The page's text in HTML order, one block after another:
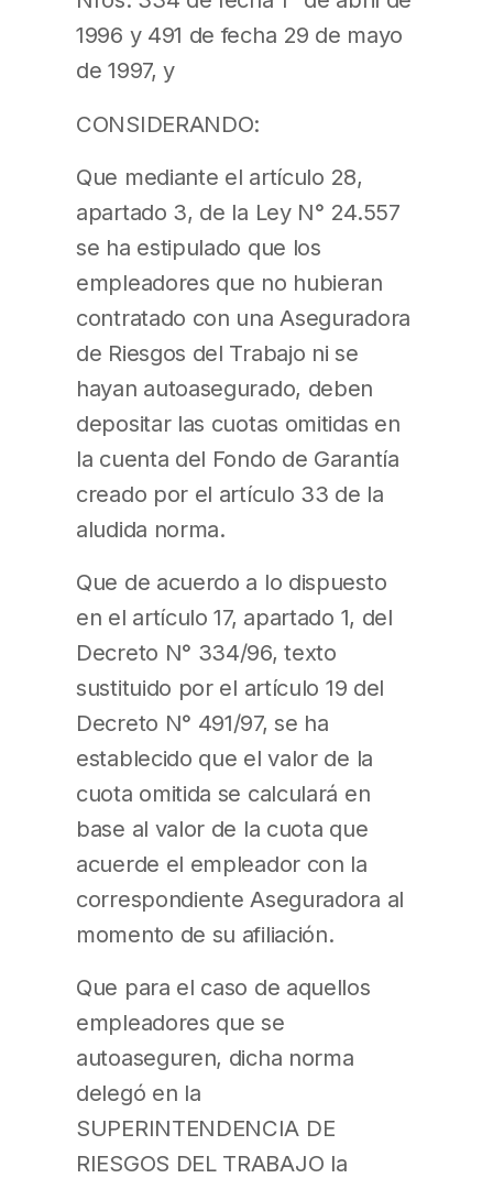
1996 y 491 de fecha 29 de mayo
de 1997, y
CONSIDERANDO:
Que mediante el artículo 28,
apartado 3, de la Ley N° 24.557
se ha estipulado que los
empleadores que no hubieran
contratado con una Aseguradora
de Riesgos del Trabajo ni se
hayan autoasegurado, deben
depositar las cuotas omitidas en
la cuenta del Fondo de Garantía
creado por el artículo 33 de la
aludida norma.
Que de acuerdo a lo dispuesto
en el artículo 17, apartado 1, del
Decreto N° 334/96, texto
sustituido por el artículo 19 del
Decreto N° 491/97, se ha
establecido que el valor de la
cuota omitida se calculará en
base al valor de la cuota que
acuerde el empleador con la
correspondiente Aseguradora al
momento de su afiliación.
Que para el caso de aquellos
empleadores que se
autoaseguren, dicha norma
delegó en la
SUPERINTENDENCIA DE
RIESGOS DEL TRABAJO la